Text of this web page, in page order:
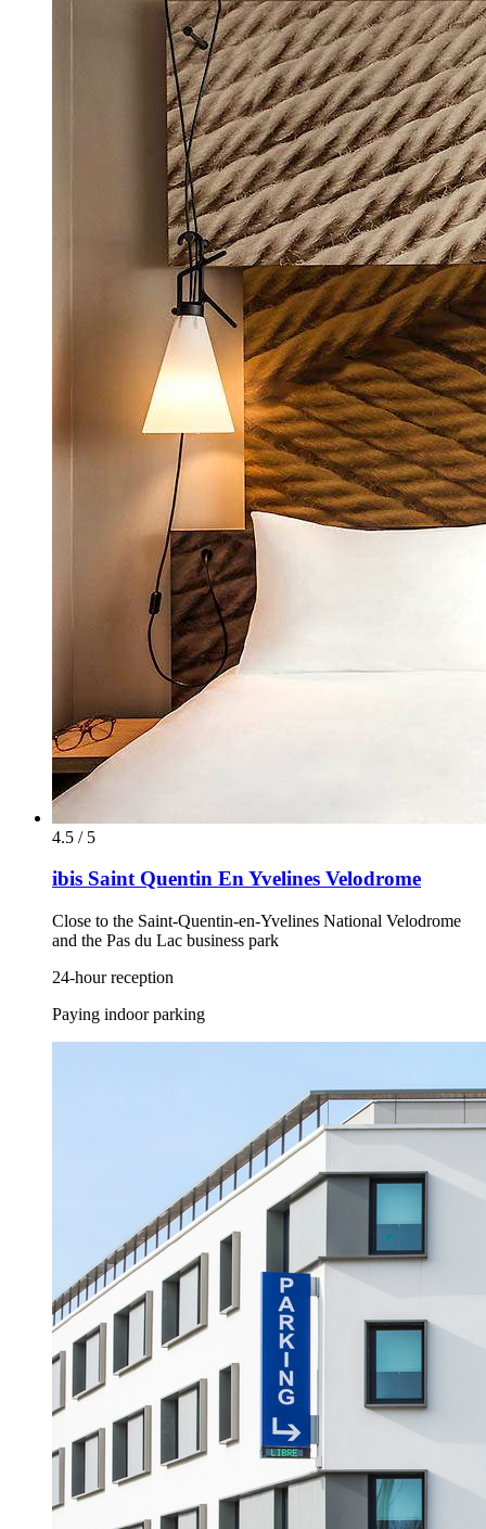
4.5 / 5
ibis Saint Quentin En Yvelines Velodrome
Close to the Saint-Quentin-en-Yvelines National Velodrome
and the Pas du Lac business park
24-hour reception
Paying indoor parking